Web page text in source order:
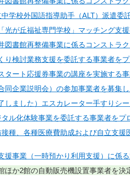
中学校外国語指導助手（ALT）派遣委
光が丘福祉専門学校」マッチング支
図書館再整備事業に係るコンストラ
り検討業務支援を委託する事業者を
タート応援券事業の講座を実施する
同企業説明会）の参加事業者を募集
しました）エスカレーター手すりシ
ル化体験事業を委託する事業者をプ
種、各種医療費助成および自立支
援事業（一時預かり利用支援）に係
ほか2館の自動販売機設置事業者を決